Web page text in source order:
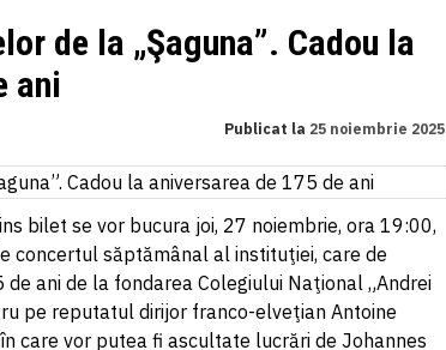
1 DKK
= 0.6668 RON
1 EGP
= 0.0860 RON
= 0.3047 RON
1 MXN = 0.2227 RON
1 NOK= 0.4191 RON
1 NZD = 2.6097 RON
1 PLN
= 1.1646 RON
1 RSD= 0.0425 RON
1 RUB= 0.0530 RON
1 SEK= 0.4526 RON
= 0.1141 RON
de la „Şaguna”. Cadou la
ani
Publicat la 25 noiembrie 2025
bilet se vor bucura joi, 27 noiembrie, ora 19:00,
concertul săptămânal al instituţiei, care de
ani de la fondarea Colegiului Naţional „Andrei
pe reputatul dirijor franco-elveţian Antoine
care vor putea fi ascultate lucrări de Johannes